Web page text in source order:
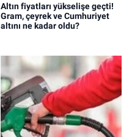
Altın fiyatları yükselişe geçti!
Gram, çeyrek ve Cumhuriyet
altını ne kadar oldu?